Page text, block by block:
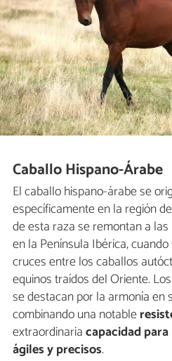
Caballo Hispano-Árabe
El caballo hispano-árabe se
específicamente en la región
de esta raza se remontan a
en la Península Ibérica,
cruces entre los caballos
equinos traídos del Oriente.
se destacan por la armonía en
combinando una notable
extraordinariacapacidad
ágiles y precisos.